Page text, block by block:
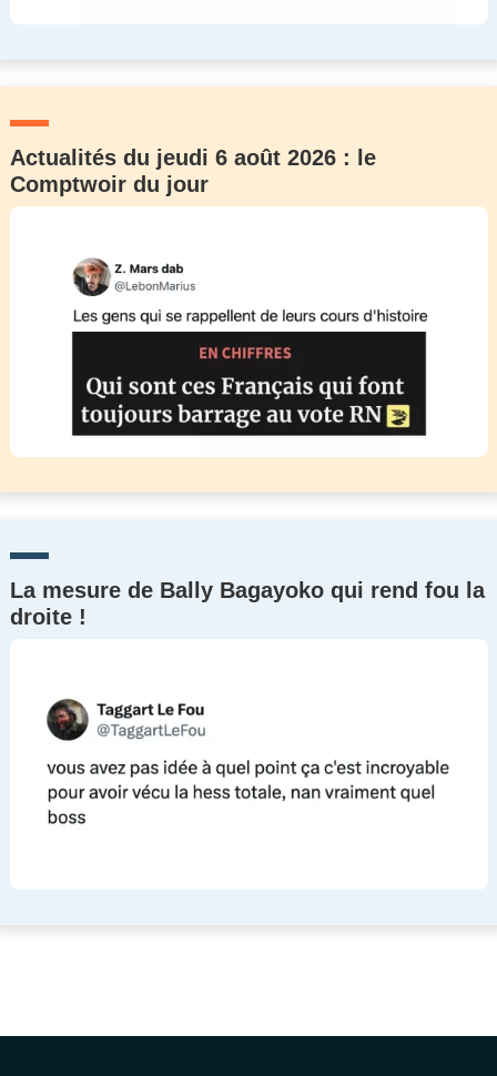
Actualités du jeudi 6 août 2026 : le
Comptwoir du jour
La mesure de Bally Bagayoko qui rend fou la
droite !